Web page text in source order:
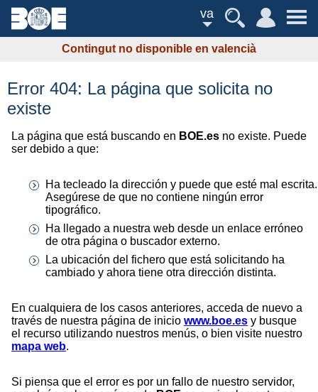
va
Contingut no disponible en valencià
Error 404: La página que solicita no
existe
La página que está buscando en BOE.es no existe. Puede
ser debido a que:
Ha tecleado la dirección y puede que esté mal escrita.
Asegúrese de que no contiene ningún error
tipográfico.
Ha llegado a nuestra web desde un enlace erróneo
de otra página o buscador externo.
La ubicación del fichero que está solicitando ha
cambiado y ahora tiene otra dirección distinta.
En cualquiera de los casos anteriores, acceda de nuevo a
través de nuestra página de inicio www.boe.es y busque
el recurso utilizando nuestros menús, o bien visite nuestro
mapa web.
Si piensa que el error es por un fallo de nuestro servidor,